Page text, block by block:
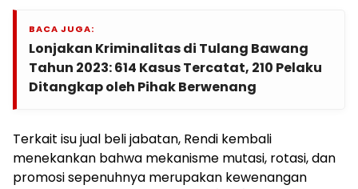
BACA JUGA:
Lonjakan Kriminalitas di Tulang Bawang
Tahun 2023: 614 Kasus Tercatat, 210 Pelaku
Ditangkap oleh Pihak Berwenang
Terkait isu jual beli jabatan, Rendi kembali
menekankan bahwa mekanisme mutasi, rotasi, dan
promosi sepenuhnya merupakan kewenangan